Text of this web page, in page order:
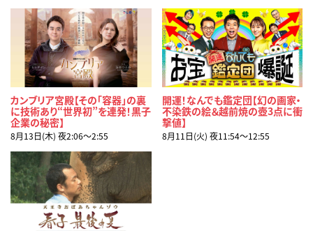
カンブリア宮殿【その「容器」の裏
に技術あり“世界初”を連発！黒子
企業の秘密】
8月13日(木) 夜2:06〜2:55
開運！なんでも鑑定団【幻の画家・
不染鉄の絵＆越前焼の壺3点に衝
撃値】
8月11日(火) 夜11:54〜12:55